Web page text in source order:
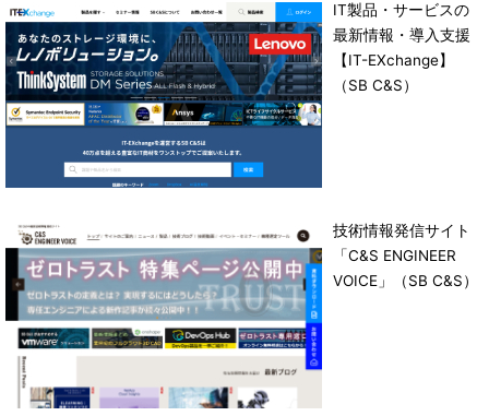
IT製品・サービスの
最新情報・導入支援
【IT-EXchange】
（SB C&S）
技術情報発信サイト
「C&S ENGINEER
VOICE」（SB C&S）